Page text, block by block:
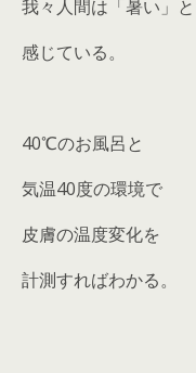
我々人間は「暑い」と
感じている。
40℃のお風呂と
気温40度の環境で
皮膚の温度変化を
計測すればわかる。